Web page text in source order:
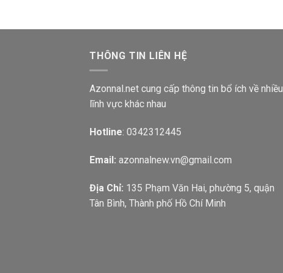
THÔNG TIN LIÊN HỆ
Azonnal.net cung cấp thông tin bổ ích về nhiều
lĩnh vực khác nhau
Hotline: 0342312445
Email: azonnalnew.vn@gmail.com
Địa Chỉ: 135 Phạm Văn Hai, phường 5, quận
Tân Bình, Thành phố Hồ Chí Minh